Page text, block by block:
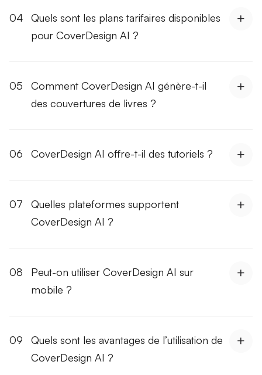
04
Quels sont les plans tarifaires disponibles
pour CoverDesign AI ?
05
Comment CoverDesign AI génère-t-il
des couvertures de livres ?
06 CoverDesign AI offre-t-il des tutoriels ?
07
Quelles plateformes supportent
CoverDesign AI ?
08
Peut-on utiliser CoverDesign AI sur
mobile ?
09
Quels sont les avantages de l’utilisation de
CoverDesign AI ?